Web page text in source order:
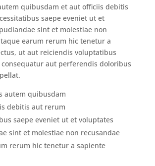
quibusdam et aut officiis debitis
saepe eveniet ut et
sint et molestiae non
earum rerum hic tenetur a
ut aut reiciendis voluptatibus
consequatur aut perferendis doloribus
autem quibusdam
debitis aut rerum
saepe eveniet ut et voluptates
sint et molestiae non recusandae
rerum hic tenetur a sapiente